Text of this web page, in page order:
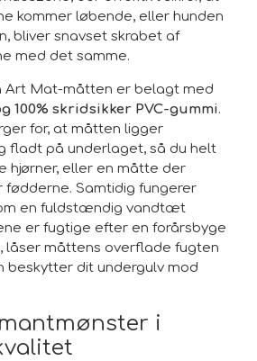
kommer løbende, eller hunden
bliver snavset skrabet af
med det samme.
Art Mat-måtten er belagt med
100% skridsikker PVC-gummi.
for, at måtten ligger
fladt på underlaget, så du helt
hjørner, eller en måtte der
Samtidig fungerer
en fuldstændig vandtæt
er fugtige efter en forårsbyge
låser måttens overflade fugten
beskytter dit undergulv mod
i